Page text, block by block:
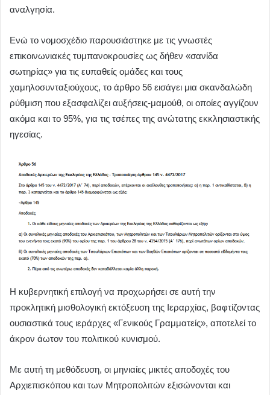
αναλγησία.
Ενώ το νομοσχέδιο παρουσιάστηκε με τις γνωστές
επικοινωνιακές τυμπανοκρουσίες ως δήθεν «σανίδα
σωτηρίας» για τις ευπαθείς ομάδες και τους
χαμηλοσυνταξιούχους, το άρθρο 56 εισάγει μια σκανδαλώδη
ρύθμιση που εξασφαλίζει αυξήσεις-μαμούθ, οι οποίες αγγίζουν
ακόμα και το 95%, για τις τσέπες της ανώτατης εκκλησιαστικής
ηγεσίας.
Η κυβερνητική επιλογή να προχωρήσει σε αυτή την
προκλητική μισθολογική εκτόξευση της Ιεραρχίας, βαφτίζοντας
ουσιαστικά τους ιεράρχες «Γενικούς Γραμματείς», αποτελεί το
άκρον άωτον του πολιτικού κυνισμού.
Με αυτή τη μεθόδευση, οι μηνιαίες μικτές αποδοχές του
Αρχιεπισκόπου και των Μητροπολιτών εξισώνονται και